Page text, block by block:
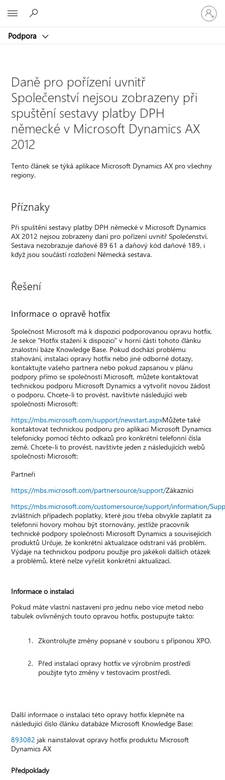
Podpora
Přihlaste
se
ke
účtu
Daně pro pořízení uvnitř
Společenství nejsou zobrazeny při
spuštění sestavy platby DPH
německé v Microsoft Dynamics AX
2012
Tento článek se týká aplikace Microsoft Dynamics AX pro všechny
regiony.
Příznaky
Při spuštění sestavy platby DPH německé v Microsoft Dynamics
AX 2012 nejsou zobrazeny daní pro pořízení uvnitř Společenství.
Sestava nezobrazuje daňové 89 61 a daňový kód daňové 189, i
když jsou součástí rozložení Německá sestava.
Řešení
Informace o opravě hotfix
Společnost Microsoft má k dispozici podporovanou opravu hotfix.
Je sekce "Hotfix stažení k dispozici" v horní části tohoto článku
znalostní báze Knowledge Base. Pokud dochází problému
stahování, instalaci opravy hotfix nebo jiné odborné dotazy,
kontaktujte vašeho partnera nebo pokud zapsanou v plánu
podpory přímo se společností Microsoft, můžete kontaktovat
technickou podporu Microsoft Dynamics a vytvořit novou žádost
o podporu. Chcete-li to provést, navštivte následující web
společnosti Microsoft:
https://mbs.microsoft.com/support/newstart.aspxMůžete také
kontaktovat technickou podporu pro aplikaci Microsoft Dynamics
telefonicky pomocí těchto odkazů pro konkrétní telefonní čísla
země. Chcete-li to provést, navštivte jeden z následujících webů
společnosti Microsoft:
Partneři
https://mbs.microsoft.com/partnersource/support/Zákazníci
https://mbs.microsoft.com/customersource/support/information/
zvláštních případech poplatky, které jsou třeba obvykle zaplatit za
telefonní hovory mohou být stornovány, jestliže pracovník
technické podpory společnosti Microsoft Dynamics a souvisejících
produktů Určuje, že konkrétní aktualizace odstraní váš problém.
Výdaje na technickou podporu použije pro jakékoli dalších otázek
a problémů, které nelze vyřešit konkrétní aktualizací.
Informace o instalaci
Pokud máte vlastní nastavení pro jednu nebo více metod nebo
tabulek ovlivněných touto opravou hotfix, postupujte takto:
Zkontrolujte změny popsané v souboru s příponou XPO.
Před instalací opravy hotfix ve výrobním prostředí
použijte tyto změny v testovacím prostředí.
Další informace o instalaci této opravy hotfix klepněte na
následující číslo článku databáze Microsoft Knowledge Base:
893082 jak nainstalovat opravy hotfix produktu Microsoft
Dynamics AX
Předpoklady